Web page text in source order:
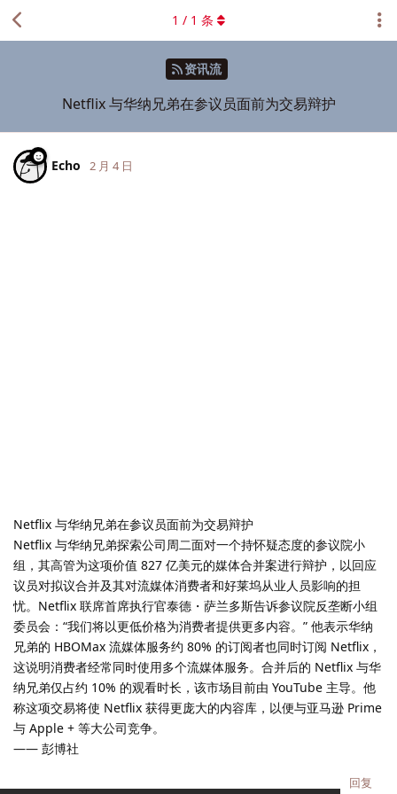
资讯流
Netflix 与华纳兄弟在参议员面前为交易辩护
1 / 1 条
Echo 2 月 4 日
Netflix 与华纳兄弟在参议员面前为交易辩护
Netflix 与华纳兄弟探索公司周二面对一个持怀疑态度的参议院小
组，其高管为这项价值 827 亿美元的媒体合并案进行辩护，以回应
议员对拟议合并及其对流媒体消费者和好莱坞从业人员影响的担
忧。Netflix 联席首席执行官泰德・萨兰多斯告诉参议院反垄断小组
委员会：“我们将以更低价格为消费者提供更多内容。” 他表示华纳
兄弟的 HBOMax 流媒体服务约 80% 的订阅者也同时订阅 Netflix，
这说明消费者经常同时使用多个流媒体服务。合并后的 Netflix 与华
纳兄弟仅占约 10% 的观看时长，该市场目前由 YouTube 主导。他
称这项交易将使 Netflix 获得更庞大的内容库，以便与亚马逊 Prime
与 Apple + 等大公司竞争。
—— 彭博社
回复